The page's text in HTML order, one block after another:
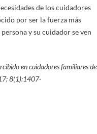
de los cuidadores
por ser la fuerza más
y su cuidador se ven
en cuidadores familiares de
8(1):1407-